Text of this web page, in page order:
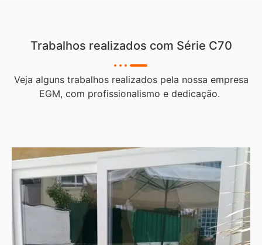
Trabalhos realizados com Série C70
Veja alguns trabalhos realizados pela nossa empresa
EGM, com profissionalismo e dedicação.